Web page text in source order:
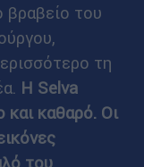
του
τη
Η Selva
καθαρό. Οι